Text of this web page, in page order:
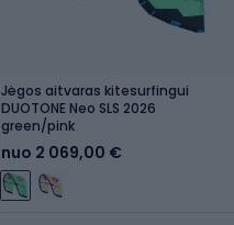
Jėgos aitvaras kitesurfingui
DUOTONE Neo SLS 2026
green/pink
nuo 2 069,00 €